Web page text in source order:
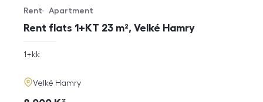
Rent flats 1+KT 23 m², Velké Hamry
Offer type
Rent
Property type
Apartment
rozměry
1+kk
adresa
Velké Hamry